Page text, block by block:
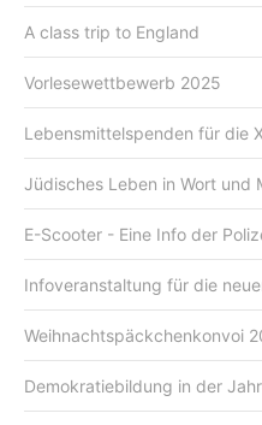
A class trip to England
Vorlesewettbewerb 2025
Lebensmittelspenden für die
Jüdisches Leben in Wort und
E-Scooter - Eine Info der
Infoveranstaltung für die
Weihnachtspäckchenkonvoi
Demokratiebildung in der